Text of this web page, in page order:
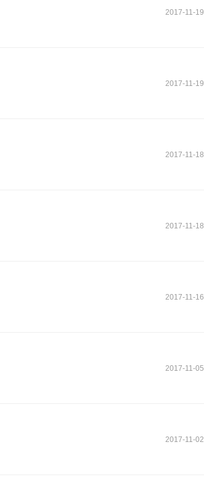
2017-11-19
2017-11-19
2017-11-18
2017-11-18
2017-11-16
2017-11-05
2017-11-02